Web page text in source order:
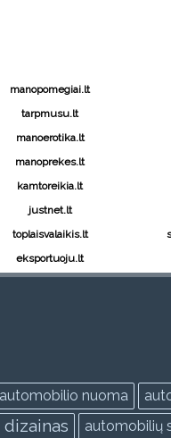
manopomegiai.lt
tarpmusu.lt
manoerotika.lt
manoprekes.lt
kamtoreikia.lt
justnet.lt
toplaisvalaikis.lt
eksportuoju.lt
automobilio nuoma
automobilių